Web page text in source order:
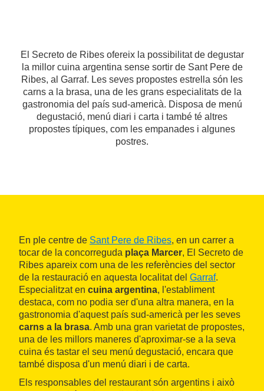
El Secreto de Ribes ofereix la possibilitat de degustar
la millor cuina argentina sense sortir de Sant Pere de
Ribes, al Garraf. Les seves propostes estrella són les
carns a la brasa, una de les grans especialitats de la
gastronomia del país sud-americà. Disposa de menú
degustació, menú diari i carta i també té altres
propostes típiques, com les empanades i algunes
postres.
En ple centre de Sant Pere de Ribes, en un carrer a
tocar de la concorreguda plaça Marcer, El Secreto de
Ribes apareix com una de les referències del sector
de la restauració en aquesta localitat del Garraf.
Especialitzat en cuina argentina, l'establiment
destaca, com no podia ser d'una altra manera, en la
gastronomia d'aquest país sud-americà per les seves
carns a la brasa. Amb una gran varietat de propostes,
una de les millors maneres d'aproximar-se a la seva
cuina és tastar el seu menú degustació, encara que
també disposa d'un menú diari i de carta.
Els responsables del restaurant són argentins i això